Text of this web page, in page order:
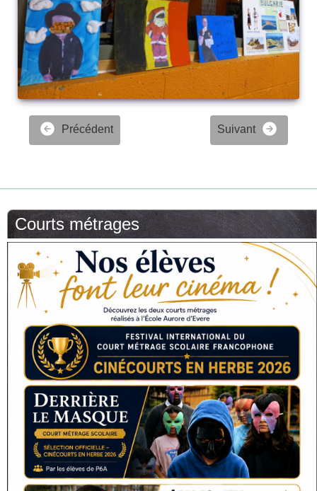
Précédent Suivant
Courts métrages